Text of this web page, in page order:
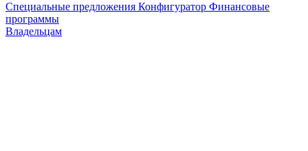
Специальные предложения Конфигуратор Финансовые
программы
Владельцам